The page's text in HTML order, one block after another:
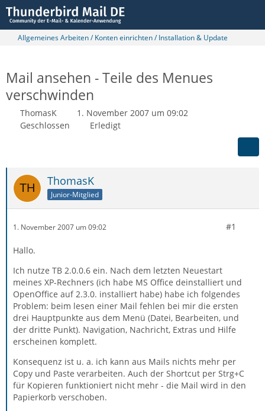
Allgemeines Arbeiten / Konten einrichten / Installation & Update
Mail ansehen - Teile des Menues
verschwinden
ThomasK
1. November 2007 um 09:02
Geschlossen
Erledigt
ThomasK
Junior-Mitglied
1. November 2007 um 09:02 #1
Hallo.
Ich nutze TB 2.0.0.6 ein. Nach dem letzten Neuestart
meines XP-Rechners (ich habe MS Office deinstalliert und
OpenOffice auf 2.3.0. installiert habe) habe ich folgendes
Problem: beim lesen einer Mail fehlen bei mir die ersten
drei Hauptpunkte aus dem Menü (Datei, Bearbeiten, und
der dritte Punkt). Navigation, Nachricht, Extras und Hilfe
erscheinen komplett.
Konsequenz ist u. a. ich kann aus Mails nichts mehr per
Copy und Paste verarbeiten. Auch der Shortcut per Strg+C
für Kopieren funktioniert nicht mehr - die Mail wird in den
Papierkorb verschoben.